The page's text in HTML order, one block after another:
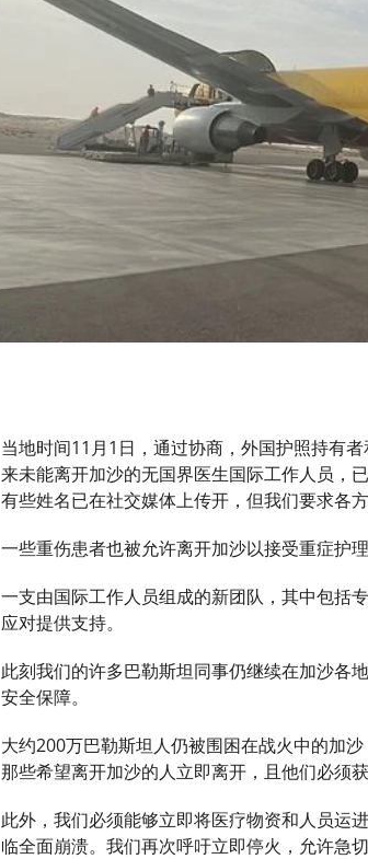
当地时间11月1日，通过协商，外国护照持有
来未能离开加沙的无国界医生国际工作人员，
有些姓名已在社交媒体上传开，但我们要求各
一些重伤患者也被允许离开加沙以接受重症护
一支由国际工作人员组成的新团队，其中包括
应对提供支持。
此刻我们的许多巴勒斯坦同事仍继续在加沙各
安全保障。
大约200万巴勒斯坦人仍被围困在战火中的加
那些希望离开加沙的人立即离开，且他们必须获
此外，我们必须能够立即将医疗物资和人员运
临全面崩溃。我们再次呼吁立即停火，允许急